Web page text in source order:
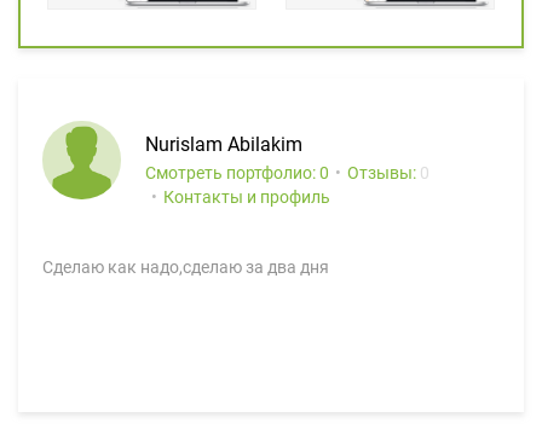
Nurislam Abilakim
Смотреть портфолио: 0 Отзывы: 0
Контакты и профиль
Сделаю как надо,сделаю за два дня